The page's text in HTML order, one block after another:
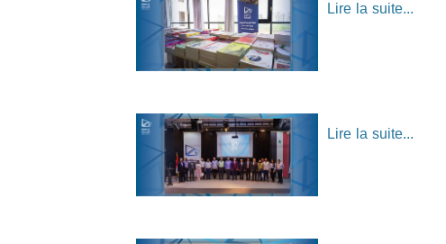
Lire la suite...
Lire la suite...